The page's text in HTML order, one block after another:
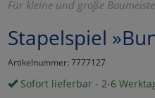
Für kleine und große
Stapelspiel
Artikelnummer: 7777127
Sofort lieferbar - 2-6
Umfragetools